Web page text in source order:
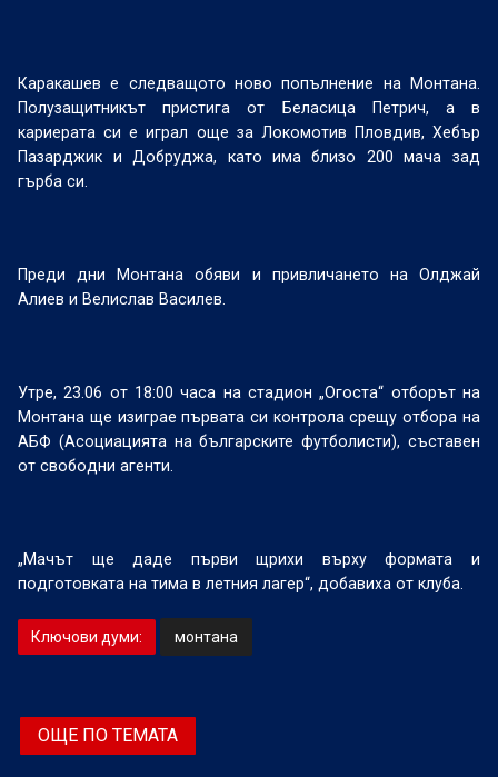
Каракашев е следващото ново попълнение на Монтана.
Полузащитникът пристига от Беласица Петрич, а в
кариерата си е играл още за Локомотив Пловдив, Хебър
Пазарджик и Добруджа, като има близо 200 мача зад
гърба си.
Преди дни Монтана обяви и привличането на Олджай
Алиев и Велислав Василев.
Утре, 23.06 от 18:00 часа на стадион „Огоста“ отборът на
Монтана ще изиграе първата си контрола срещу отбора на
АБФ (Асоциацията на българските футболисти), съставен
от свободни агенти.
„Мачът ще даде първи щрихи върху формата и
подготовката на тима в летния лагер“, добавиха от клуба.
Ключови думи: монтана
ОЩЕ ПО ТЕМАТА